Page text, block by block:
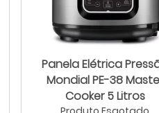
Panela Elétrica
Mondial PE-38
Cooker 5 Litros